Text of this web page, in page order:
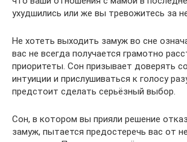
ухудшились или же вы тревожитесь за
Не хотеть выходить замуж во сне
вас не всегда получается грамотно
приоритеты. Сон призывает доверять
интуиции и прислушиваться к голосу
предстоит сделать серьёзный выбор.
Сон, в котором вы прияли решение
замуж, пытается предостеречь вас от